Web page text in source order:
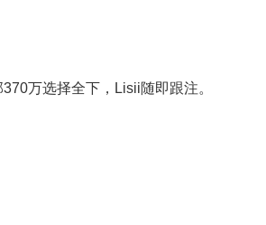
万选择全下，Lisii随即跟注。